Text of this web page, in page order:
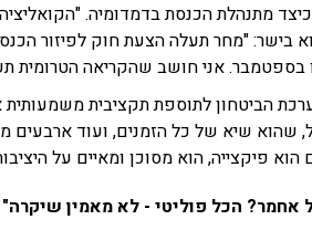
מתנהלת הכנסת בדמדומיה.
בישר: "מחר תעלה הצעת חוק לפיזור
בספטמבר. אני חושב שהקריאה הטרומית
שהוא שיא של כל הזמנים, ועוד ארבעים
הוא פיקצייה, הוא מסוכן ומאיים על
אחמר? הכל פוליטי - לא מאמין שיקרה"